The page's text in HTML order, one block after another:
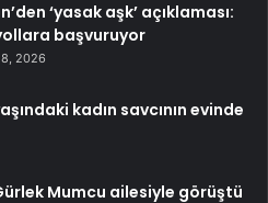
‘yasak aşk’ açıklaması:
başvuruyor
2026
kadın savcının evinde
Mumcu ailesiyle görüştü